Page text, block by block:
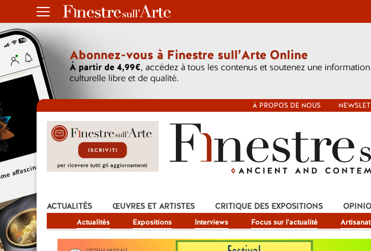
À PROPOS DE NOUS
ACTUALITÉS
Actualités Expositions Interviews Focus sur l'actualité Artisanat
ŒUVRES ET ARTISTES CRITIQUE DES EXPOSITIONS